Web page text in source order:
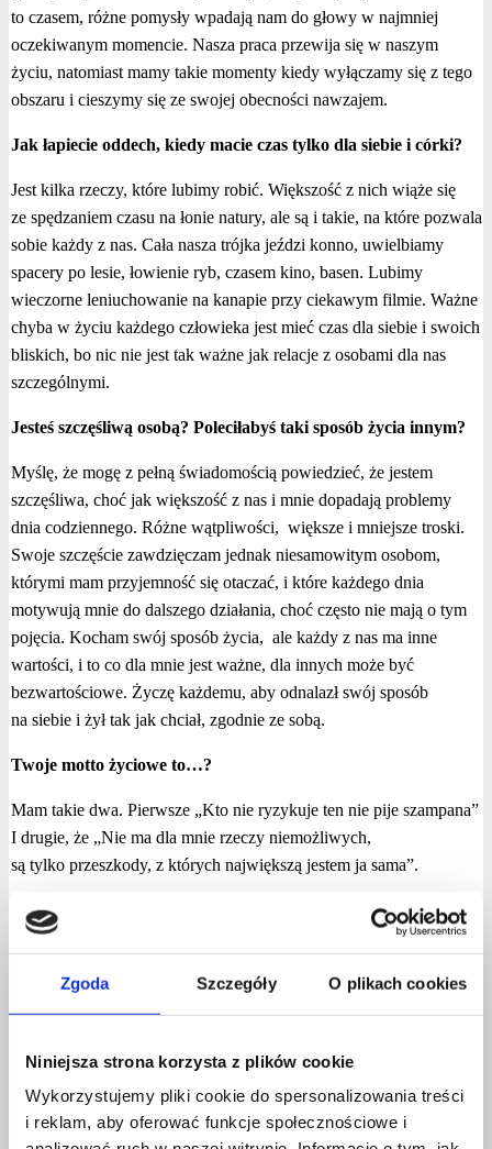
Zgoda Szczegóły O plikach cookies
Niniejsza strona korzysta z plików cookie
Wykorzystujemy pliki cookie do spersonalizowania treści
i reklam, aby oferować funkcje społecznościowe i
to czasem, różne pomysły wpadają nam do głowy w najmniej
oczekiwanym momencie. Nasza praca przewija się w naszym
życiu, natomiast mamy takie momenty kiedy wyłączamy się z tego
obszaru i cieszymy się ze swojej obecności nawzajem.
Jak łapiecie oddech, kiedy macie czas tylko dla siebie i córki?
Jest kilka rzeczy, które lubimy robić. Większość z nich wiąże się
ze spędzaniem czasu na łonie natury, ale są i takie, na które pozwala
sobie każdy z nas. Cała nasza trójka jeździ konno, uwielbiamy
spacery po lesie, łowienie ryb, czasem kino, basen. Lubimy
wieczorne leniuchowanie na kanapie przy ciekawym filmie. Ważne
chyba w życiu każdego człowieka jest mieć czas dla siebie i swoich
bliskich, bo nic nie jest tak ważne jak relacje z osobami dla nas
szczególnymi.
Jesteś szczęśliwą osobą? Poleciłabyś taki sposób życia innym?
Myślę, że mogę z pełną świadomością powiedzieć, że jestem
szczęśliwa, choć jak większość z nas i mnie dopadają problemy
dnia codziennego. Różne wątpliwości, większe i mniejsze troski.
Swoje szczęście zawdzięczam jednak niesamowitym osobom,
którymi mam przyjemność się otaczać, i które każdego dnia
motywują mnie do dalszego działania, choć często nie mają o tym
pojęcia. Kocham swój sposób życia, ale każdy z nas ma inne
wartości, i to co dla mnie jest ważne, dla innych może być
bezwartościowe. Życzę każdemu, aby odnalazł swój sposób
na siebie i żył tak jak chciał, zgodnie ze sobą.
Twoje motto życiowe to…?
Mam takie dwa. Pierwsze „Kto nie ryzykuje ten nie pije szampana”
I drugie, że „Nie ma dla mnie rzeczy niemożliwych,
są tylko przeszkody, z których największą jestem ja sama”.
Dziękujemy za wywiad!
position=”Właścicielka firmy Ecopol24″
image_url=”https://czerwonaszpilka.pl/wp-
content/uploads/2019/02/Ilona-Jaworek-Ecopol24-2.png”